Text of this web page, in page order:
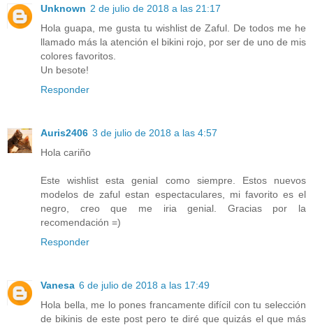
Unknown 2 de julio de 2018 a las 21:17
Hola guapa, me gusta tu wishlist de Zaful. De todos me he
llamado más la atención el bikini rojo, por ser de uno de mis
colores favoritos.
Un besote!
Responder
Auris2406 3 de julio de 2018 a las 4:57
Hola cariño
Este wishlist esta genial como siempre. Estos nuevos
modelos de zaful estan espectaculares, mi favorito es el
negro, creo que me iria genial. Gracias por la
recomendación =)
Responder
Vanesa 6 de julio de 2018 a las 17:49
Hola bella, me lo pones francamente difícil con tu selección
de bikinis de este post pero te diré que quizás el que más